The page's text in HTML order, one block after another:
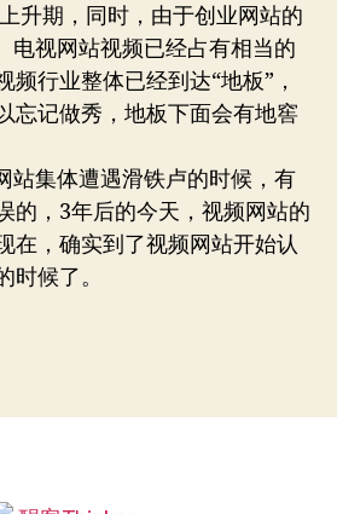
升期，同时，由于创业网站的
电视网站视频已经占有相当的
频行业整体已经到达“地板”，
忘记做秀，地板下面会有地窖
集体遭遇滑铁卢的时候，有
的，3年后的今天，视频网站的
在，确实到了视频网站开始认
候了。